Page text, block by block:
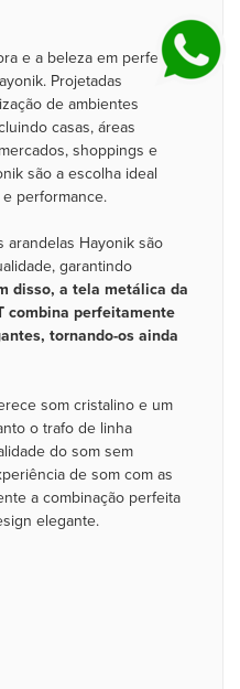
e a beleza em perfeita
Projetadas
de ambientes
casas, áreas
shoppings e
são a escolha ideal
performance.
arandelas Hayonik são
garantindo
disso, a tela metálica da
combina perfeitamente
tornando-os ainda
som cristalino e um
o trafo de linha
do som sem
de som com as
a combinação perfeita
elegante.